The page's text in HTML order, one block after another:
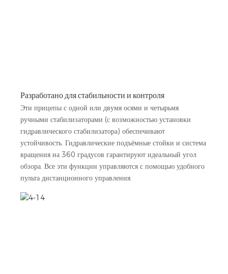
Разработано для стабильности и контроля
Эти прицепы с одной или двумя осями и четырьмя
ручными стабилизаторами (с возможностью установки
гидравлического стабилизатора) обеспечивают
устойчивость. Гидравлические подъёмные стойки и система
вращения на 360 градусов гарантируют идеальный угол
обзора. Все эти функции управляются с помощью удобного
пульта дистанционного управления.